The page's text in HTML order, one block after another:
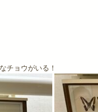
チョウがいる！